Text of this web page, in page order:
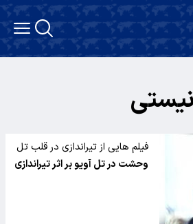
فیلم هایی از تیراندازی در قلب تل
آویو
وحشت در تل آویو بر اثر تیراندازی